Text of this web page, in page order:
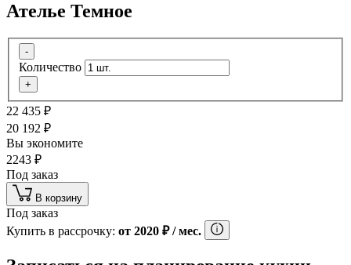
Ателье Темное
-
Количество
+
22 435 ₽
20 192 ₽
Вы экономите
2243 ₽
Под заказ
В корзину
Под заказ
Купить в рассрочку: от 2020 ₽/ мес.